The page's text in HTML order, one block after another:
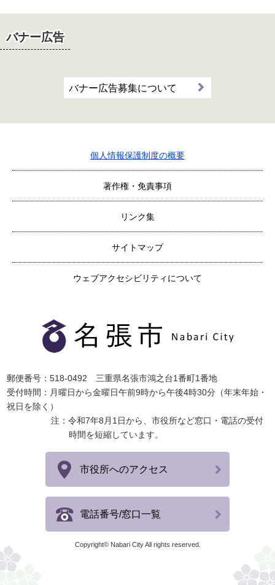
バナー広告
バナー広告募集について
個人情報保護制度の概要
著作権・免責事項
リンク集
サイトマップ
ウェブアクセシビリティについて
郵便番号：518-0492 三重県名張市鴻之台1番町1番地
受付時間：月曜日から金曜日午前9時から午後4時30分（年末年始・
祝日を除く）
注：令和7年8月1日から、市役所など窓口・電話の受付
時間を短縮しています。
市役所へのアクセス
電話番号/窓口一覧
Copyright© Nabari City All rights reserved.